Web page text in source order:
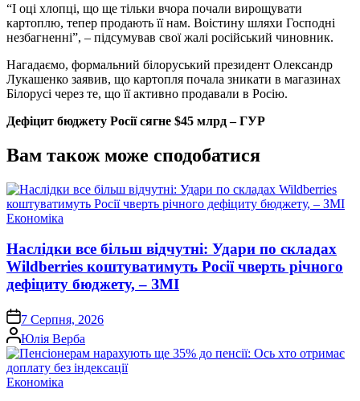
“І оці хлопці, що ще тільки вчора почали вирощувати
картоплю, тепер продають її нам. Воістину шляхи Господні
незбагненні”, – підсумував свої жалі російський чиновник.
Нагадаємо, формальний білоруський президент Олександр
Лукашенко заявив, що картопля почала зникати в магазинах
Білорусі через те, що її активно продавали в Росію.
Дефіцит бюджету Росії сягне $45 млрд – ГУР
Вам також може сподобатися
Опублікувати
Економіка
Наслідки все більш відчутні: Удари по складах
Wildberries коштуватимуть Росії чверть річного
дефіциту бюджету, – ЗМІ
on 7 Серпня, 2026
Опубліковано
Юлія Верба
Опублікувати
Економіка